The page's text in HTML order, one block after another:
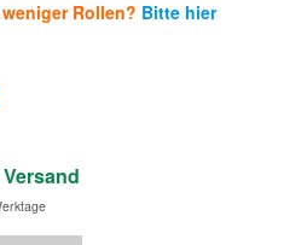
Rollen? Bitte hier